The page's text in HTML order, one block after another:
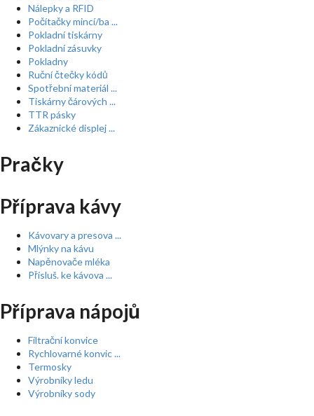
Nálepky a RFID
Počítačky mincí/ba ...
Pokladní tiskárny
Pokladní zásuvky
Pokladny
Ruční čtečky kódů
Spotřební materiál ...
Tiskárny čárových ...
TTR pásky
Zákaznické displej ...
Pračky
Příprava kávy
Kávovary a presova ...
Mlýnky na kávu
Napěnovače mléka
Přísluš. ke kávova ...
Příprava nápojů
Filtrační konvice
Rychlovarné konvic ...
Termosky
Výrobníky ledu
Výrobníky sody